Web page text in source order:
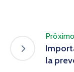
Próximo
la